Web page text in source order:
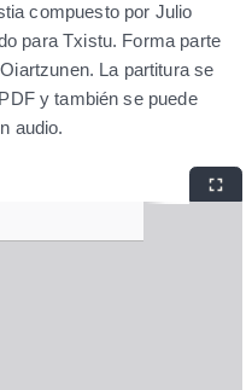
compuesto por Julio
para Txistu. Forma parte
La partitura se
y también se puede
audio.